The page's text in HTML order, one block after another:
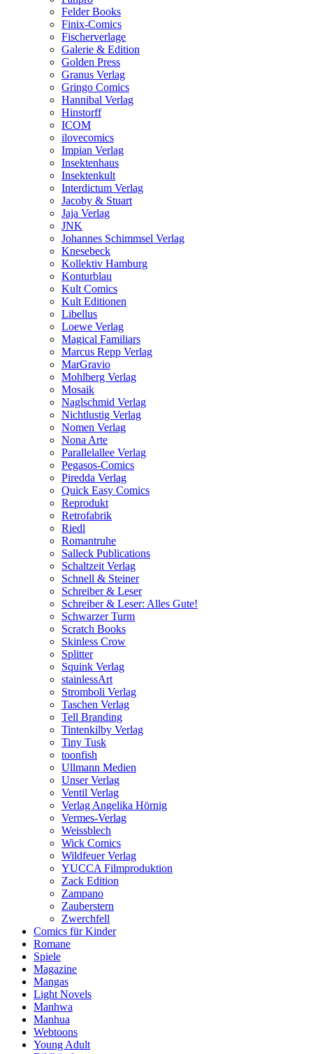
Felder Books
Finix-Comics
Fischerverlage
Galerie & Edition
Golden Press
Granus Verlag
Gringo Comics
Hannibal Verlag
Hinstorff
ICOM
ilovecomics
Impian Verlag
Insektenhaus
Insektenkult
Interdictum Verlag
Jacoby & Stuart
Jaja Verlag
JNK
Johannes Schimmsel Verlag
Knesebeck
Kollektiv Hamburg
Konturblau
Kult Comics
Kult Editionen
Libellus
Loewe Verlag
Magical Familiars
Marcus Repp Verlag
MarGravio
Mohlberg Verlag
Mosaik
Naglschmid Verlag
Nichtlustig Verlag
Nomen Verlag
Nona Arte
Parallelallee Verlag
Pegasos-Comics
Piredda Verlag
Quick Easy Comics
Reprodukt
Retrofabrik
Riedl
Romantruhe
Salleck Publications
Schaltzeit Verlag
Schnell & Steiner
Schreiber & Leser
Schreiber & Leser: Alles Gute!
Schwarzer Turm
Scratch Books
Skinless Crow
Splitter
Squink Verlag
stainlessArt
Stromboli Verlag
Taschen Verlag
Tell Branding
Tintenkilby Verlag
Tiny Tusk
toonfish
Ullmann Medien
Unser Verlag
Ventil Verlag
Verlag Angelika Hörnig
Vermes-Verlag
Weissblech
Wick Comics
Wildfeuer Verlag
YUCCA Filmproduktion
Zack Edition
Zampano
Zauberstern
Zwerchfell
Comics für Kinder
Romane
Spiele
Magazine
Mangas
Light Novels
Manhwa
Manhua
Webtoons
Young Adult